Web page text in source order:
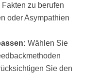
zu berufen
oder Asympathien
Wählen Sie
Sie den